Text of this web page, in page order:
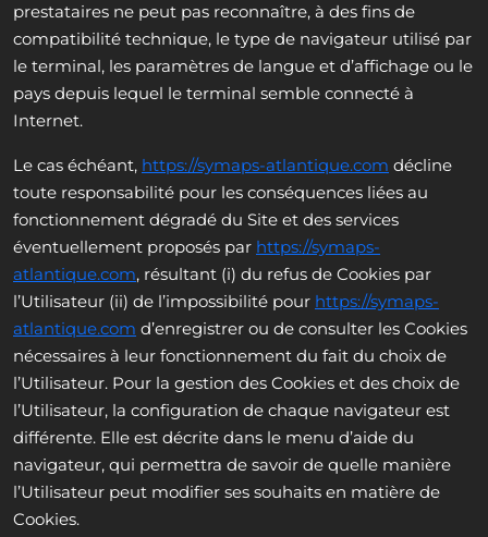
prestataires ne peut pas reconnaître, à des fins de
compatibilité technique, le type de navigateur utilisé par
le terminal, les paramètres de langue et d’affichage ou le
pays depuis lequel le terminal semble connecté à
Internet.
Le cas échéant, https://symaps-atlantique.com décline
toute responsabilité pour les conséquences liées au
fonctionnement dégradé du Site et des services
éventuellement proposés par https://symaps-
atlantique.com, résultant (i) du refus de Cookies par
l’Utilisateur (ii) de l’impossibilité pour https://symaps-
atlantique.com d’enregistrer ou de consulter les Cookies
nécessaires à leur fonctionnement du fait du choix de
l’Utilisateur. Pour la gestion des Cookies et des choix de
l’Utilisateur, la configuration de chaque navigateur est
différente. Elle est décrite dans le menu d’aide du
navigateur, qui permettra de savoir de quelle manière
l’Utilisateur peut modifier ses souhaits en matière de
Cookies.